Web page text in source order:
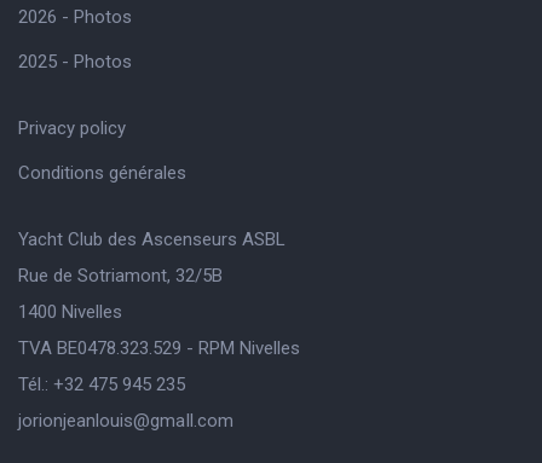
2026 - Photos
2025 - Photos
Privacy policy
Conditions générales
Yacht Club des Ascenseurs ASBL
Rue de Sotriamont, 32/5B
1400 Nivelles
TVA BE0478.323.529 - RPM Nivelles
Tél.: +32 475 945 235
jorionjeanlouis@gmaIl.com